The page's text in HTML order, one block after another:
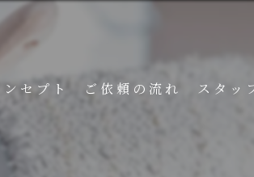
ンセプト ご依頼の流れ スタッ